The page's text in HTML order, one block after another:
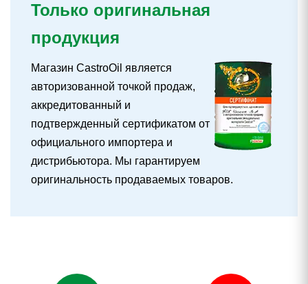
Только оригинальная
продукция
Магазин CastroOil является
авторизованной точкой продаж,
аккредитованный и
подтвержденный сертификатом от
официального импортера и
дистрибьютора. Мы гарантируем
оригинальность продаваемых товаров.